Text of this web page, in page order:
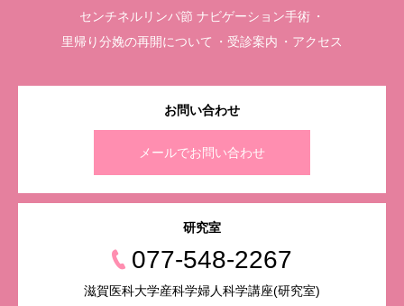
センチネルリンパ節 ナビゲーション手術
里帰り分娩の再開について
受診案内 アクセス
お問い合わせ
メールでお問い合わせ
研究室
077-548-2267
滋賀医科大学産科学婦人科学講座(研究室)